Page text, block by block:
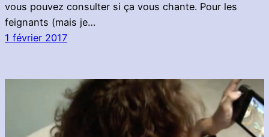
vous pouvez consulter si ça vous chante. Pour les
feignants (mais je…
1 février 2017